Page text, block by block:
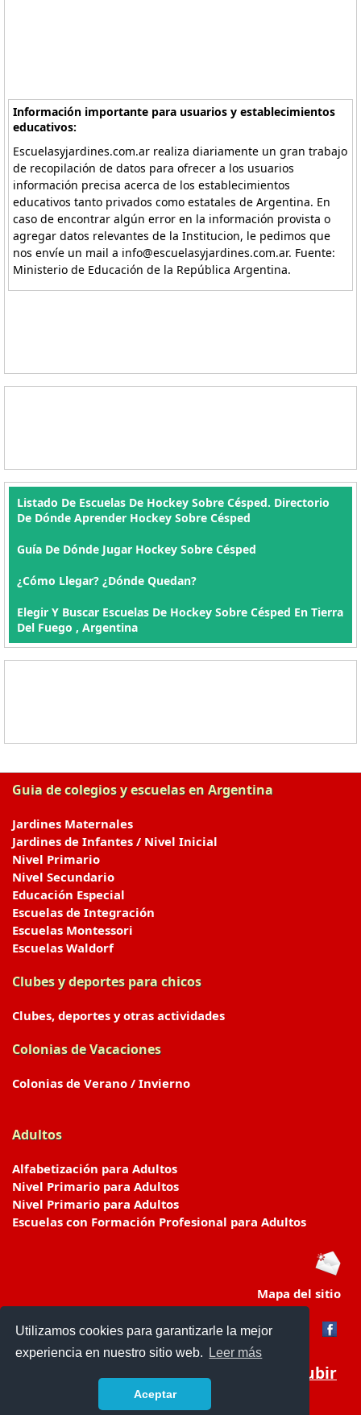
Utilizamos cookies para garantizarle la mejor
experiencia en nuestro sitio web.
Leer más
Aceptar
Información importante para usuarios y establecimientos
educativos:
Escuelasyjardines.com.ar realiza diariamente un gran trabajo
de recopilación de datos para ofrecer a los usuarios
información precisa acerca de los establecimientos
educativos tanto privados como estatales de Argentina. En
caso de encontrar algún error en la información provista o
agregar datos relevantes de la Institucion, le pedimos que
nos envíe un mail a info@escuelasyjardines.com.ar. Fuente:
Ministerio de Educación de la República Argentina.
Listado De Escuelas De Hockey Sobre Césped. Directorio
De Dónde Aprender Hockey Sobre Césped
Guía De Dónde Jugar Hockey Sobre Césped
¿Cómo Llegar? ¿Dónde Quedan?
Elegir Y Buscar Escuelas De Hockey Sobre Césped En Tierra
Del Fuego , Argentina
Guia de colegios y escuelas en Argentina
Jardines Maternales
Jardines de Infantes / Nivel Inicial
Nivel Primario
Nivel Secundario
Educación Especial
Escuelas de Integración
Escuelas Montessori
Escuelas Waldorf
Clubes y deportes para chicos
Clubes, deportes y otras actividades
Colonias de Vacaciones
Colonias de Verano / Invierno
Adultos
Alfabetización para Adultos
Nivel Primario para Adultos
Nivel Primario para Adultos
Escuelas con Formación Profesional para Adultos
Mapa del sitio
Subir